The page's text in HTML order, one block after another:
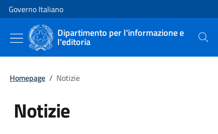
Vai al contenuto
Vai alla navigazione del sito
Governo Italiano
Dipartimento per l'informazione e
l'editoria Cerca
Homepage / Notizie
Notizie